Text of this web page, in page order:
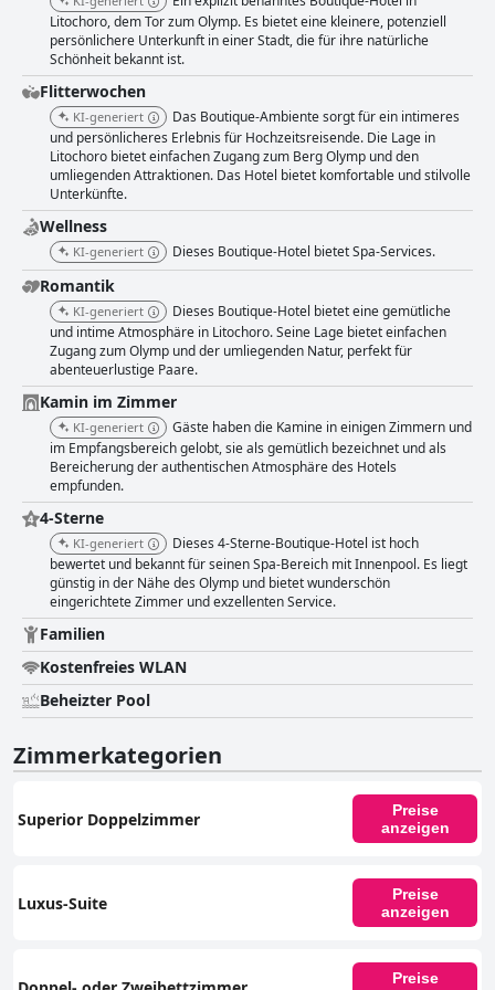
in Litochoro sehr.
Litochoro, dem Tor zum Olymp. Es bietet eine kleinere, potenziell
persönlichere Unterkunft in einer Stadt, die für ihre natürliche
Schönheit bekannt ist.
Flitterwochen
KI-generiert
Das Boutique-Ambiente sorgt für ein intimeres
und persönlicheres Erlebnis für Hochzeitsreisende. Die Lage in
Litochoro bietet einfachen Zugang zum Berg Olymp und den
umliegenden Attraktionen. Das Hotel bietet komfortable und stilvolle
Unterkünfte.
Wellness
KI-generiert Dieses Boutique-Hotel bietet Spa-Services.
Romantik
KI-generiert
Dieses Boutique-Hotel bietet eine gemütliche
und intime Atmosphäre in Litochoro. Seine Lage bietet einfachen
Zugang zum Olymp und der umliegenden Natur, perfekt für
abenteuerlustige Paare.
Kamin im Zimmer
KI-generiert
Gäste haben die Kamine in einigen Zimmern und
im Empfangsbereich gelobt, sie als gemütlich bezeichnet und als
Bereicherung der authentischen Atmosphäre des Hotels
empfunden.
4-Sterne
KI-generiert
Dieses 4-Sterne-Boutique-Hotel ist hoch
bewertet und bekannt für seinen Spa-Bereich mit Innenpool. Es liegt
günstig in der Nähe des Olymp und bietet wunderschön
eingerichtete Zimmer und exzellenten Service.
Familien
Kostenfreies WLAN
Beheizter Pool
Zimmerkategorien
Superior Doppelzimmer
Preise
anzeigen
Luxus-Suite
Preise
anzeigen
Preise